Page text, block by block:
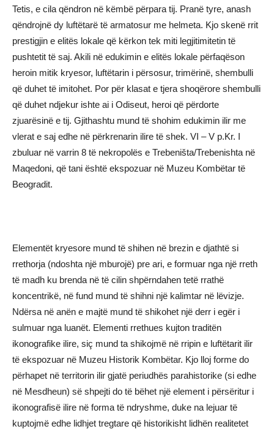
Tetis, e cila qëndron në këmbë përpara tij. Pranë tyre, anash
qëndrojnë dy luftëtarë të armatosur me helmeta. Kjo skenë rrit
prestigjin e elitës lokale që kërkon tek miti legjitimitetin të
pushtetit të saj. Akili në edukimin e elitës lokale përfaqëson
heroin mitik kryesor, luftëtarin i përsosur, trimërinë, shembulli
që duhet të imitohet. Por për klasat e tjera shoqërore shembulli
që duhet ndjekur ishte ai i Odiseut, heroi që përdorte
zjuarësinë e tij. Gjithashtu mund të shohim edukimin ilir me
vlerat e saj edhe në përkrenarin ilire të shek. VI – V p.Kr. I
zbuluar në varrin 8 të nekropolës e Trebeništa/Trebenishta në
Maqedoni, që tani është ekspozuar në Muzeu Kombëtar të
Beogradit.
Elementët kryesore mund të shihen në brezin e djathtë si
rrethorja (ndoshta një mburojë) pre ari, e formuar nga një rreth
të madh ku brenda në të cilin shpërndahen tetë rrathë
koncentrikë, në fund mund të shihni një kalimtar në lëvizje.
Ndërsa në anën e majtë mund të shikohet një derr i egër i
sulmuar nga luanët. Elementi rrethues kujton traditën
ikonografike ilire, siç mund ta shikojmë në rripin e luftëtarit ilir
të ekspozuar në Muzeu Historik Kombëtar. Kjo lloj forme do
përhapet në territorin ilir gjatë periudhës parahistorike (si edhe
në Mesdheun) së shpejti do të bëhet një element i përsëritur i
ikonografisë ilire në forma të ndryshme, duke na lejuar të
kuptojmë edhe lidhjet tregtare që historikisht lidhën realitetet